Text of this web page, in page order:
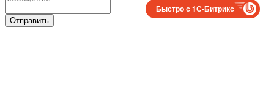
Отправить
Быстро с 1С-Битрикс